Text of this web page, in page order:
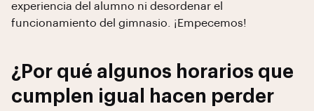
experiencia del alumno ni desordenar el
funcionamiento del gimnasio. ¡Empecemos!
¿Por qué algunos horarios que
cumplen igual hacen perder